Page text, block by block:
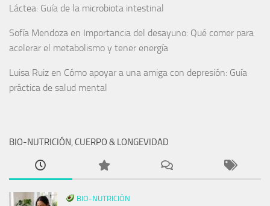
Láctea: Guía de la microbiota intestinal
Sofía Mendoza en Importancia del desayuno: Qué comer para
acelerar el metabolismo y tener energía
Luisa Ruiz en Cómo apoyar a una amiga con depresión: Guía
práctica de salud mental
BIO-NUTRICIÓN, CUERPO & LONGEVIDAD
BIO-NUTRICIÓN